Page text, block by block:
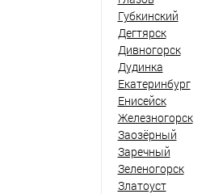
Губкинский
Дегтярск
Дивногорск
Дудинка
Екатеринбург
Енисейск
Железногорск
Заозёрный
Заречный
Зеленогорск
Златоуст